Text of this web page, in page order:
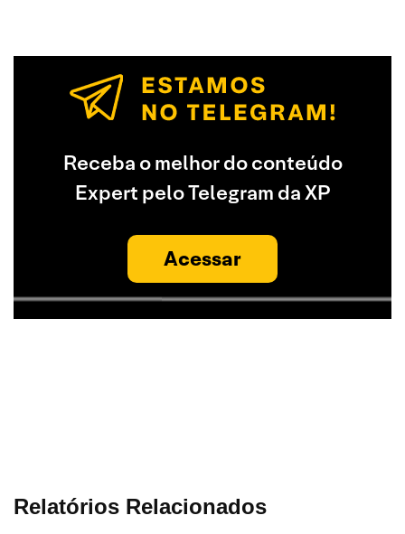
Receba o melhor do conteúdo
Expert pelo Telegram da XP
Acessar
Relatórios Relacionados